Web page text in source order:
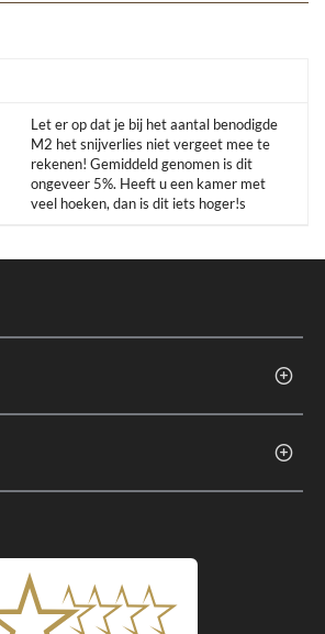
Let er op dat je bij het aantal benodigde
M2 het snijverlies niet vergeet mee te
rekenen! Gemiddeld genomen is dit
ongeveer 5%. Heeft u een kamer met
veel hoeken, dan is dit iets hoger!s